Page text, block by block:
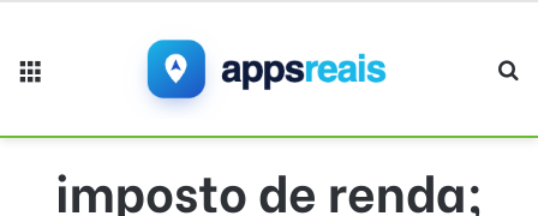
imposto de renda;